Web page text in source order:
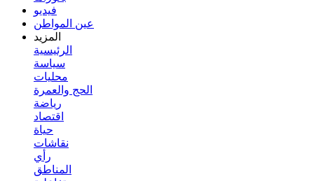
فيديو
عين المواطن
المزيد
الرئيسية
سياسة
محليات
الحج والعمرة
رياضة
اقتصاد
حياة
نقاشات
رأي
المناطق